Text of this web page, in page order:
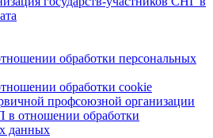
обработки персональных
обработки cookie
профсоюзной организации
в отношении обработки
данных